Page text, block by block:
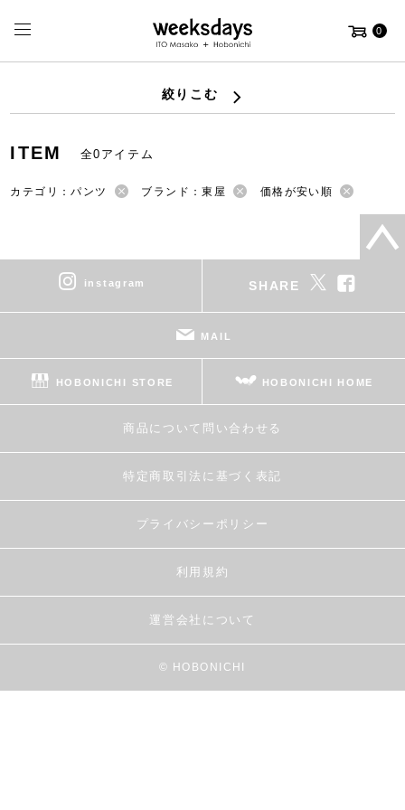
0
絞りこむ
ITEM 全0アイテム
カテゴリ：パンツ ブランド：東屋 価格が安い順
instagram SHARE
MAIL
HOBONICHI STORE HOBONICHI HOME
商品について問い合わせる
特定商取引法に基づく表記
プライバシーポリシー
利用規約
運営会社について
© HOBONICHI